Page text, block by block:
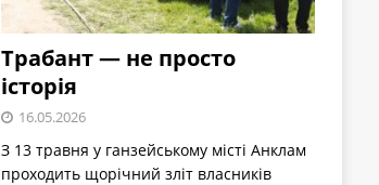
Трабант — не просто
історія
16.05.2026
З 13 травня у ганзейському місті Анклам
проходить щорічний зліт власників